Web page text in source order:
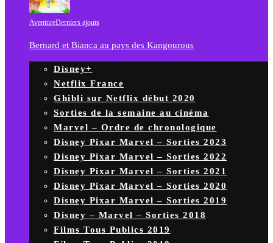
AventureDerniers ajouts
Bernard et Bianca au pays des Kangourous
Disney+
Netflix France
Ghibli sur Netflix début 2020
Sorties de la semaine au cinéma
Marvel – Ordre de chronologique
Disney Pixar Marvel – Sorties 2023
Disney Pixar Marvel – Sorties 2022
Disney Pixar Marvel – Sorties 2021
Disney Pixar Marvel – Sorties 2020
Disney Pixar Marvel – Sorties 2019
Disney – Marvel – Sorties 2018
Films Tous Publics 2019